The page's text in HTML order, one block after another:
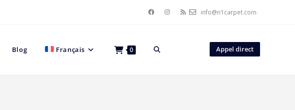
info@n1carpet.com
Appel direct
Blog Français 0